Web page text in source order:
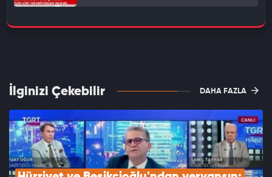
İlginizi Çekebilir DAHA FAZLA